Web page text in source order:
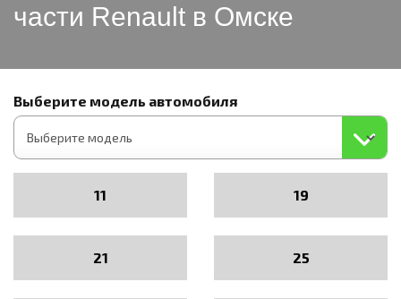
части Renault в Омске
Выберите модель автомобиля
11 19
21 25